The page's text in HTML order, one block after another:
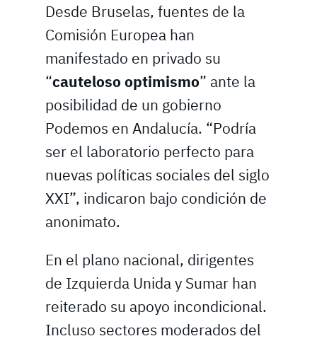
Desde Bruselas, fuentes de la
Comisión Europea han
manifestado en privado su
“cauteloso optimismo” ante la
posibilidad de un gobierno
Podemos en Andalucía. “Podría
ser el laboratorio perfecto para
nuevas políticas sociales del siglo
XXI”, indicaron bajo condición de
anonimato.
En el plano nacional, dirigentes
de Izquierda Unida y Sumar han
reiterado su apoyo incondicional.
Incluso sectores moderados del